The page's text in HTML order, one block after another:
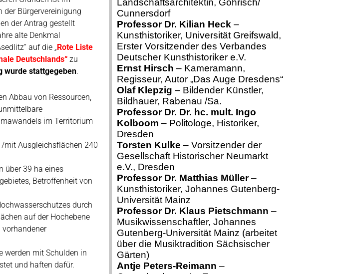
der Bürgervereinigung
der Antrag gestellt
alte Denkmal
auf die „Rote Liste
Deutschlands“zu
wurde stattgegeben.
Abbau von Ressourcen,
im Territorium
/mit Ausgleichsflächen 240
über 39 ha eines
Betroffenheit von
durch
auf der Hochebene
vorhandener
werden mit Schulden in
und haften dafür.
Landschaftsarchitektin, Gohrisch/
Cunnersdorf
Professor Dr. Kilian Heck –
Kunsthistoriker, Universität Greifswald,
Erster Vorsitzender des Verbandes
Deutscher Kunsthistoriker e.V.
Ernst Hirsch – Kameramann,
Regisseur, Autor „Das Auge Dresdens“
Olaf Klepzig – Bildender Künstler,
Bildhauer, Rabenau /Sa.
Professor Dr. Dr. hc. mult. Ingo
Kolboom – Politologe, Historiker,
Dresden
Torsten Kulke – Vorsitzender der
Gesellschaft Historischer Neumarkt
e.V., Dresden
Professor Dr. Matthias Müller–
Kunsthistoriker, Johannes Gutenberg-
Universität Mainz
Professor Dr. Klaus Pietschmann –
Musikwissenschaftler, Johannes
Gutenberg-Universität Mainz (arbeitet
über die Musiktradition Sächsischer
Gärten)
Antje Peters-Reimann –